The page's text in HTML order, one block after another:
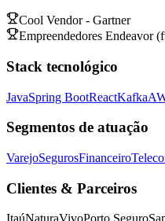
Cool Vendor - Gartner
Empreendedores Endeavor
Stack tecnológico
JavaSpring BootReactKafka
Segmentos de atuação
VarejoSegurosFinanceiro
Clientes & Parceiros